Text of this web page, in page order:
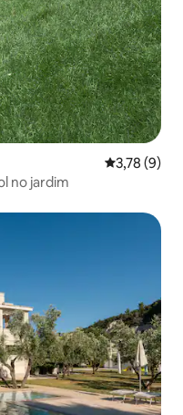
3,78 de
3,78 (9)
no jardim